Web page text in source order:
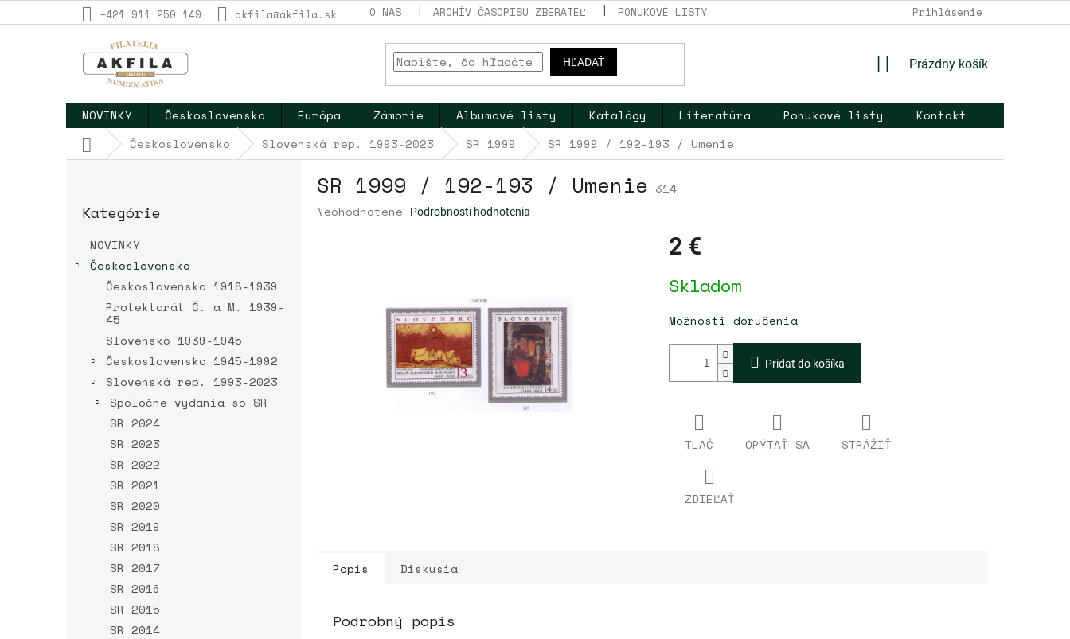
na
+421 911 250 149 akfila@akfila.sk O NÁS ARCHÍV ČASOPISU ZBERATEĽ PONUKOVÉ LISTY NAPÍŠTE NÁM KONTAKT
Prihlásenie
HĽADAŤ
NÁKUPNÝ
Prázdny košík
NOVINKY Československo Európa Zámorie Albumové listy Katalógy Literatúra Ponukové listy
Kontakt
DomovČeskoslovensko Slovenská rep. 1993-2023 SR 1999 SR 1999 / 192-193 / Umenie
B
kategórie
Kategórie
NOVINKY
Československo
Československo 1918-1939
Protektorát Č. a M. 1939-
45
Slovensko 1939-1945
Československo 1945-1992
Slovenská rep. 1993-2023
Spoločné vydania so SR
SR 2024
SR 2023
SR 2022
SR 2021
SR 2020
SR 2019
SR 2018
SR 2017
SR 2016
SR 2015
SR 2014
SR 1999 / 192-193 / Umenie 314
Priemerné
hviezdičiek.
Neohodnotené Podrobnosti hodnotenia
2 €
cena:
Skladom
Možnosti doručenia
Pridať do košíka
TLAČ OPÝTAŤ SA STRÁŽIŤ
ZDIEĽAŤ
Popis Diskusia
Podrobný popis